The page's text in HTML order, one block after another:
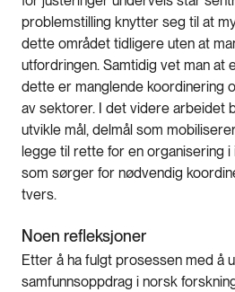
problemstilling knytter seg til at
dette området tidligere uten at
utfordringen. Samtidig vet man at
dette er manglende koordinering
av sektorer. I det videre arbeidet
utvikle mål, delmål som
legge til rette for en organisering
som sørger for nødvendig
tvers.
Noen refleksjoner
Etter å ha fulgt prosessen med å
samfunnsoppdrag i norsk